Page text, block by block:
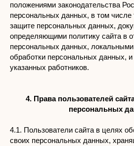
положениями законодательства
персональных данных, в том числе
защите персональных данных,
определяющими политику сайта в
персональных данных,
обработки персональных данных,
указанных работников.
4. Права пользователей
персональных
4.1. Пользователи сайта в целях
своих персональных данных,